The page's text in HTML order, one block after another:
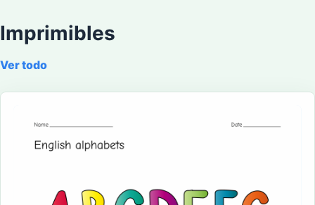
Imprimibles
Ver todo